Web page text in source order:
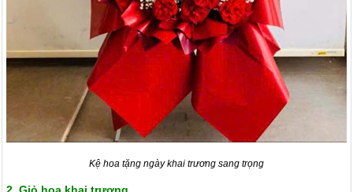
Kệ hoa tặng ngày khai trương sang trọng